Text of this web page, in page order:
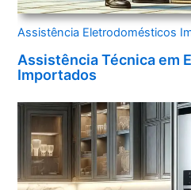
Assistência Eletrodomésticos
Assistência Técnica em
Importados